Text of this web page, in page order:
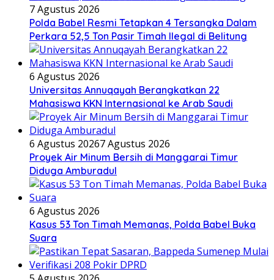
7 Agustus 2026
Polda Babel Resmi Tetapkan 4 Tersangka Dalam
Perkara 52,5 Ton Pasir Timah Ilegal di Belitung
6 Agustus 2026
Universitas Annuqayah Berangkatkan 22
Mahasiswa KKN Internasional ke Arab Saudi
6 Agustus 20267 Agustus 2026
Proyek Air Minum Bersih di Manggarai Timur
Diduga Amburadul
6 Agustus 2026
Kasus 53 Ton Timah Memanas, Polda Babel Buka
Suara